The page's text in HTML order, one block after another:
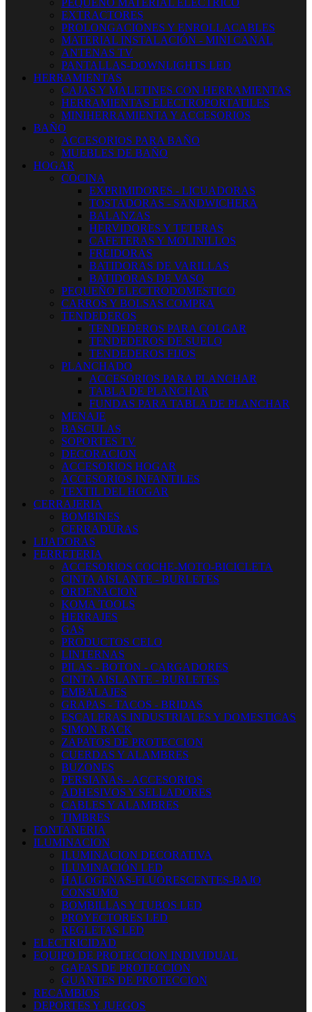
PEQUEÑO MATERIAL ELECTRICO
EXTRACTORES
PROLONGACIONES Y ENROLLACABLES
MATERIAL INSTALACIÓN - MINI CANAL
ANTENAS TV
PANTALLAS-DOWNLIGHTS LED
HERRAMIENTAS
CAJAS Y MALETINES CON HERRAMIENTAS
HERRAMIENTAS ELECTROPORTATILES
MINIHERRAMIENTA Y ACCESORIOS
BAÑO
ACCESORIOS PARA BAÑO
MUEBLES DE BAÑO
HOGAR
COCINA
EXPRIMIDORES - LICUADORAS
TOSTADORAS - SANDWICHERA
BALANZAS
HERVIDORES Y TETERAS
CAFETERAS Y MOLINILLOS
FREIDORAS
BATIDORAS DE VARILLAS
BATIDORAS DE VASO
PEQUEÑO ELECTRODOMESTICO
CARROS Y BOLSAS COMPRA
TENDEDEROS
TENDEDEROS PARA COLGAR
TENDEDEROS DE SUELO
TENDEDEROS FIJOS
PLANCHADO
ACCESORIOS PARA PLANCHAR
TABLA DE PLANCHAR
FUNDAS PARA TABLA DE PLANCHAR
MENAJE
BASCULAS
SOPORTES TV
DECORACION
ACCESORIOS HOGAR
ACCESORIOS INFANTILES
TEXTIL DEL HOGAR
CERRAJERIA
BOMBINES
CERRADURAS
LIJADORAS
FERRETERIA
ACCESORIOS COCHE-MOTO-BICICLETA
CINTA AISLANTE - BURLETES
ORDENACION
KOMA TOOLS
HERRAJES
GAS
PRODUCTOS CELO
LINTERNAS
PILAS - BOTON - CARGADORES
CINTA AISLANTE - BURLETES
EMBALAJES
GRAPAS - TACOS - BRIDAS
ESCALERAS INDUSTRIALES Y DOMESTICAS
SIMON RACK
ZAPATOS DE PROTECCION
CUERDAS Y ALAMBRES
BUZONES
PERSIANAS - ACCESORIOS
ADHESIVOS Y SELLADORES
CABLES Y ALAMBRES
TIMBRES
FONTANERIA
ILUMINACION
ILUMINACION DECORATIVA
ILUMINACIÓN LED
HALOGENAS-FLUORESCENTES-BAJO
CONSUMO
BOMBILLAS Y TUBOS LED
PROYECTORES LED
REGLETAS LED
ELECTRICIDAD
EQUIPO DE PROTECCION INDIVIDUAL
GAFAS DE PROTECCION
GUANTES DE PROTECCION
RECAMBIOS
DEPORTES Y JUEGOS